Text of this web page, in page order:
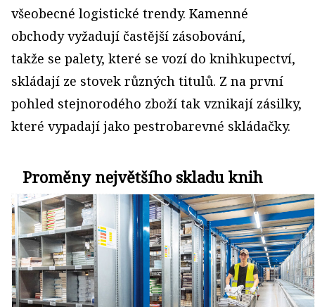
všeobecné logistické trendy. Kamenné
obchody vyžadují častější zásobování,
takže se palety, které se vozí do knihkupectví,
skládají ze stovek různých titulů. Z na první
pohled stejnorodého zboží tak vznikají zásilky,
které vypadají jako pestrobarevné skládačky.
Proměny největšího skladu knih